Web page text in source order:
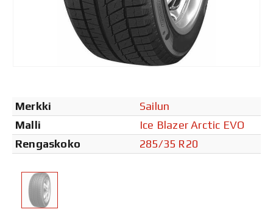
Merkki
Sailun
Malli
Ice Blazer Arctic EVO
Rengaskoko
285/35 R20